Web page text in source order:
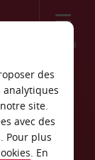
Menu
des
analytiques
site.
avec des
Pour plus
. En